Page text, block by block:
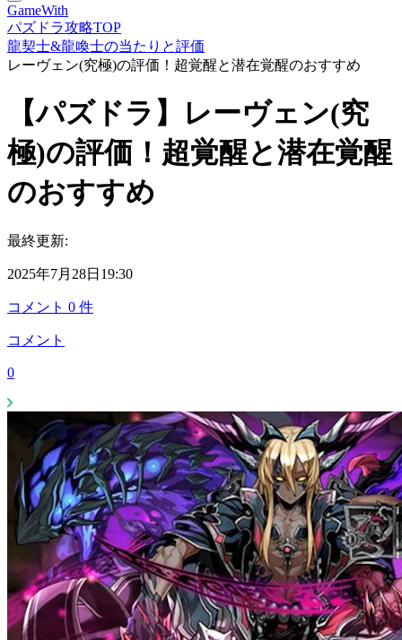
GameWith
パズドラ攻略TOP
龍契士&龍喚士の当たりと評価
レーヴェン(究極)の評価！超覚醒と潜在覚醒のおすすめ
【パズドラ】レーヴェン(究
極)の評価！超覚醒と潜在覚醒
のおすすめ
最終更新:
2025年7月28日19:30
コメント 0 件
コメント
0